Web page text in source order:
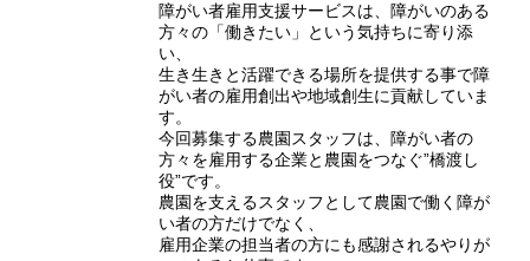
障がい者雇用支援サービスは、障がいのある
方々の「働きたい」という気持ちに寄り添
い、
生き生きと活躍できる場所を提供する事で障
がい者の雇用創出や地域創生に貢献していま
す。
今回募集する農園スタッフは、障がい者の
方々を雇用する企業と農園をつなぐ”橋渡し
役”です。
農園を支えるスタッフとして農園で働く障が
い者の方だけでなく、
雇用企業の担当者の方にも感謝されるやりが